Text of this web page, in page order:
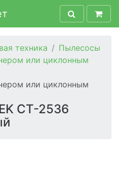
техника
Пылесосы
или циклонным
или циклонным
CT-2536